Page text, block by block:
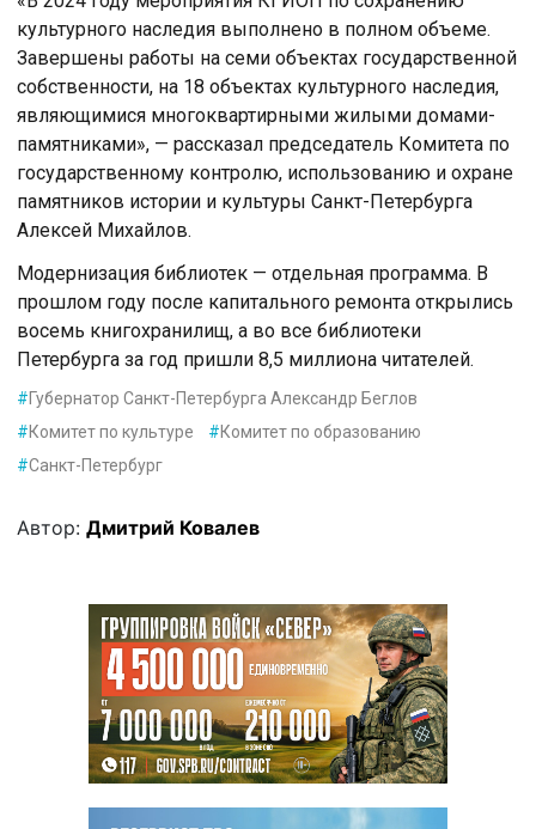
культурного наследия выполнено в полном объеме.
Завершены работы на семи объектах государственной
собственности, на 18 объектах культурного наследия,
являющимися многоквартирными жилыми домами-
памятниками», — рассказал председатель Комитета по
государственному контролю, использованию и охране
памятников истории и культуры Санкт-Петербурга
Алексей Михайлов.
Модернизация библиотек — отдельная программа. В
прошлом году после капитального ремонта открылись
восемь книгохранилищ, а во все библиотеки
Петербурга за год пришли 8,5 миллиона читателей.
#Губернатор Санкт-Петербурга Александр Беглов
#Комитет по культуре #Комитет по образованию
#Санкт-Петербург
Автор: Дмитрий Ковалев